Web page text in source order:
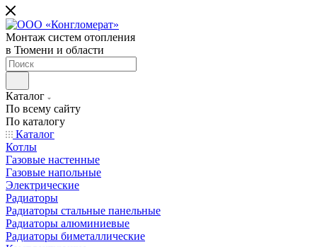
Монтаж систем отопления
в Тюмени и области
Каталог
По всему сайту
По каталогу
Каталог
Котлы
Газовые настенные
Газовые напольные
Электрические
Радиаторы
Радиаторы стальные панельные
Радиаторы алюминиевые
Радиаторы биметаллические